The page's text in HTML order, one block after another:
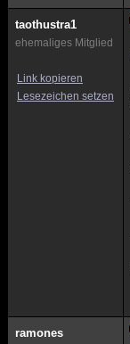
taothustra1
ehemaliges Mitglied
Link kopieren
Lesezeichen setzen
ramones